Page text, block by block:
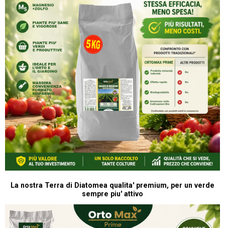
La nostra Terra di Diatomea qualita' premium, per un verde
sempre piu' attivo